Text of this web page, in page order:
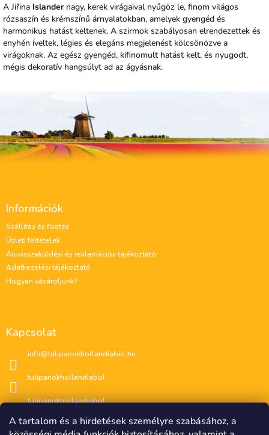
A tartalom és a hirdetések személyre szabásához, a
A Jiřina Islandernagy, kerek virágaival nyűgöz le, finom világos
rózsaszín és krémszínű árnyalatokban, amelyek gyengéd és
harmonikus hatást keltenek. A szirmok szabályosan elrendezettek és
enyhén íveltek, légies és elegáns megjelenést kölcsönözve a
virágoknak. Az egész gyengéd, kifinomult hatást kelt, és nyugodt,
mégis dekoratív hangsúlyt ad az ágyásnak.
Információk
Szállítás és fizetés
Üzleti feltételek
Áruvisszaküldési és reklamációs tájékoztató
Adatkezelési tájékoztató
Hogyan vásároljunk?
Kapcsolat
info@tulipanokhollandiabol.hu
tulipanokhollandiabol
tulipanokhollandiabol